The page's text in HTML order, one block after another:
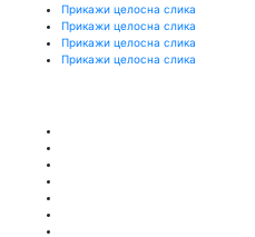
Прикажи целосна слика
Прикажи целосна слика
Прикажи целосна слика
Прикажи целосна слика